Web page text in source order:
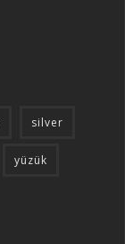
silver
yüzük